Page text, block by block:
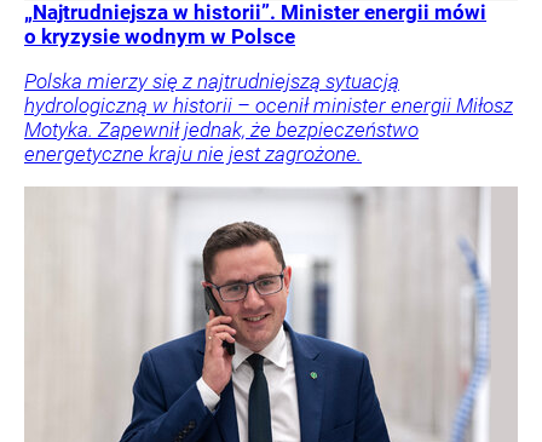
„Najtrudniejsza w historii”. Minister energii mówi
o kryzysie wodnym w Polsce
Polska mierzy się z najtrudniejszą sytuacją
hydrologiczną w historii – ocenił minister energii Miłosz
Motyka. Zapewnił jednak, że bezpieczeństwo
energetyczne kraju nie jest zagrożone.